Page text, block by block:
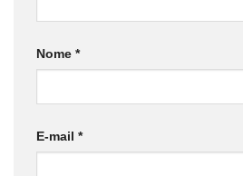
Nome *
E-mail *